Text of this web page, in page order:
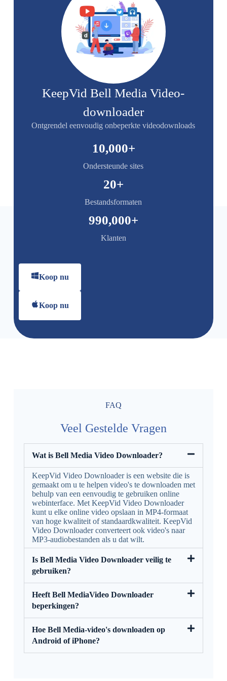
KeepVid Bell Media Video-
downloader
Ontgrendel eenvoudig onbeperkte videodownloads
Ondersteunde sites
10,000+
Bestandsformaten
20+
Klanten
990,000+
Koop nu
Koop nu
FAQ
Veel Gestelde Vragen
Wat is Bell Media Video Downloader?
KeepVid Video Downloader is een website die is
gemaakt om u te helpen video's te downloaden met
behulp van een eenvoudig te gebruiken online
webinterface. Met KeepVid Video Downloader
kunt u elke online video opslaan in MP4-formaat
van hoge kwaliteit of standaardkwaliteit. KeepVid
Video Downloader converteert ook video's naar
MP3-audiobestanden als u dat wilt.
Is Bell Media Video Downloader veilig te
gebruiken?
Heeft Bell MediaVideo Downloader
beperkingen?
Hoe Bell Media-video's downloaden op
Android of iPhone?